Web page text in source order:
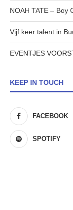
NOAH TATE – Boy
Vijf keer talent in
EVENTJES
KEEP IN TOUCH
FACEBOOK
SPOTIFY